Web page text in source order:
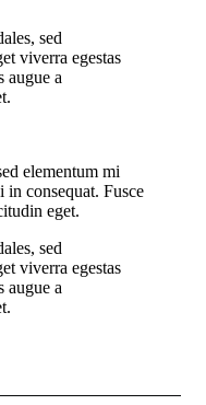
sed
viverra egestas
augue a
elementum mi
in consequat. Fusce
eget.
sed
viverra egestas
augue a